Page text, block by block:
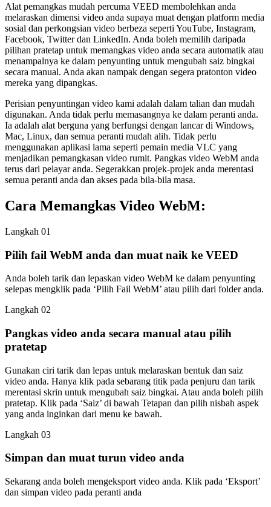
Alat pemangkas mudah percuma VEED membolehkan anda
melaraskan dimensi video anda supaya muat dengan platform media
sosial dan perkongsian video berbeza seperti YouTube, Instagram,
Facebook, Twitter dan LinkedIn. Anda boleh memilih daripada
pilihan pratetap untuk memangkas video anda secara automatik atau
menampalnya ke dalam penyunting untuk mengubah saiz bingkai
secara manual. Anda akan nampak dengan segera pratonton video
mereka yang dipangkas.
Perisian penyuntingan video kami adalah dalam talian dan mudah
digunakan. Anda tidak perlu memasangnya ke dalam peranti anda.
Ia adalah alat berguna yang berfungsi dengan lancar di Windows,
Mac, Linux, dan semua peranti mudah alih. Tidak perlu
menggunakan aplikasi lama seperti pemain media VLC yang
menjadikan pemangkasan video rumit. Pangkas video WebM anda
terus dari pelayar anda. Segerakkan projek-projek anda merentasi
semua peranti anda dan akses pada bila-bila masa.
Cara Memangkas Video WebM:
Langkah 01
Pilih fail WebM anda dan muat naik ke VEED
Anda boleh tarik dan lepaskan video WebM ke dalam penyunting
selepas mengklik pada ‘Pilih Fail WebM’ atau pilih dari folder anda.
Langkah 02
Pangkas video anda secara manual atau pilih
pratetap
Gunakan ciri tarik dan lepas untuk melaraskan bentuk dan saiz
video anda. Hanya klik pada sebarang titik pada penjuru dan tarik
merentasi skrin untuk mengubah saiz bingkai. Atau anda boleh pilih
pratetap. Klik pada ‘Saiz’ di bawah Tetapan dan pilih nisbah aspek
yang anda inginkan dari menu ke bawah.
Langkah 03
Simpan dan muat turun video anda
Sekarang anda boleh mengeksport video anda. Klik pada ‘Eksport’
dan simpan video pada peranti anda